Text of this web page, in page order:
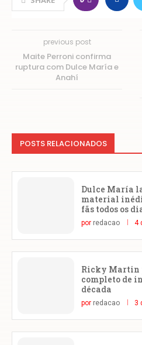
previous post
Maite Perroni confirma
ruptura com Dulce María e
Anahí
POSTS RELACIONADOS
Dulce María
material
fãs todos os
por redacao 4
Ricky Martin
completo de
década
por redacao 3